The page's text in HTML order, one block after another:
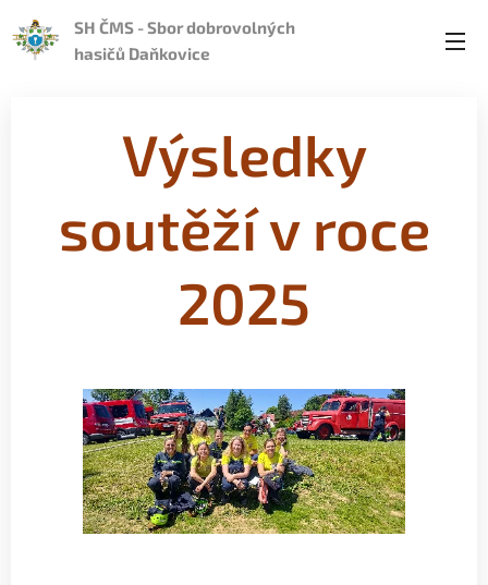
SH ČMS - Sbor dobrovolných
hasičů Daňkovice
Výsledky
soutěží v roce
2025